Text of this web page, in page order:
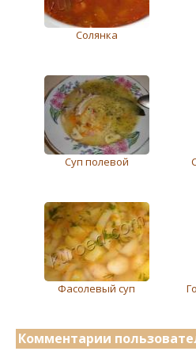
Солянка
Суп полевой
Фасолевый суп
Комментарии